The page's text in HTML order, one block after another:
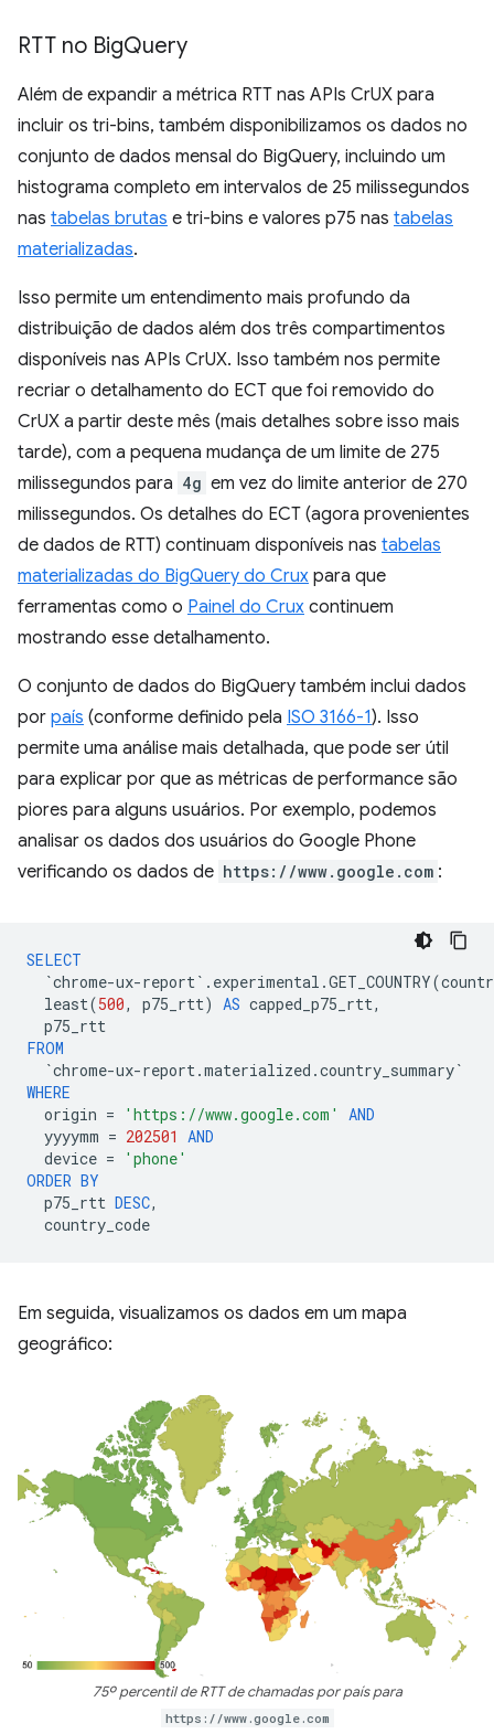
RTT no BigQuery
Além de expandir a métrica RTT nas APIs CrUX para
incluir os tri-bins, também disponibilizamos os dados no
conjunto de dados mensal do BigQuery, incluindo um
histograma completo em intervalos de 25 milissegundos
nas tabelas brutas e tri-bins e valores p75 nas tabelas
materializadas.
Isso permite um entendimento mais profundo da
distribuição de dados além dos três compartimentos
disponíveis nas APIs CrUX. Isso também nos permite
recriar o detalhamento do ECT que foi removido do
CrUX a partir deste mês (mais detalhes sobre isso mais
tarde), com a pequena mudança de um limite de 275
milissegundos para 4g em vez do limite anterior de 270
milissegundos. Os detalhes do ECT (agora provenientes
de dados de RTT) continuam disponíveis nas tabelas
materializadas do BigQuery do Crux para que
ferramentas como o Painel do Crux continuem
mostrando esse detalhamento.
O conjunto de dados do BigQuery também inclui dados
por país (conforme definido pela ISO 3166-1). Isso
permite uma análise mais detalhada, que pode ser útil
para explicar por que as métricas de performance são
piores para alguns usuários. Por exemplo, podemos
analisar os dados dos usuários do Google Phone
verificando os dados de https://www.google.com :
SELECT
`chrome-ux-report` . experimental .GET_COUNTRY(
least(500, p75_rtt) AS capped_p75_rtt,
p75_rtt
FROM
`chrome-ux-report.materialized .country_summary`
WHERE
origin = 'https://www.google.com'
AND
yyyymm = 202501 AND
device =
'phone'
ORDER BY
p75_rtt DESC,
country_code
Em seguida, visualizamos os dados em um mapa
geográfico:
75º percentil de RTT de chamadas por país para
https://www.google.com